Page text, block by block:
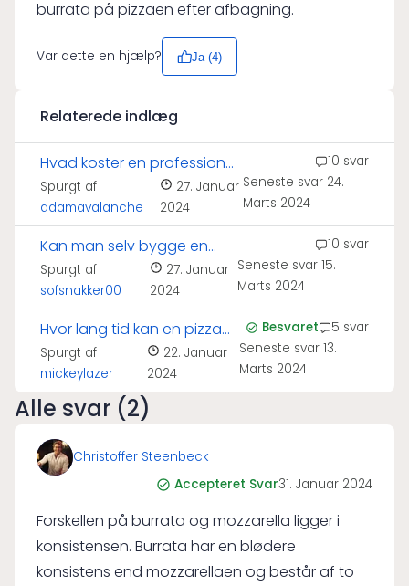
burrata på pizzaen efter afbagning.
Var dette en hjælp? Ja (4)
Relaterede indlæg
Hvad koster en professionel
pizzaovn?
Spurgt af
adamavalanche
27. Januar
2024
10 svar
Seneste svar 24.
Marts 2024
Kan man selv bygge en
pizzaovn?
Spurgt af
sofsnakker00
27. Januar
2024
10 svar
Seneste svar 15.
Marts 2024
Hvor lang tid kan en pizza
holde sig?
Spurgt af
mickeylazer
22. Januar
2024
Besvaret
5 svar
Seneste svar 13.
Marts 2024
Alle svar (2)
Christoffer Steenbeck
Accepteret Svar31. Januar 2024
Forskellen på burrata og mozzarella ligger i
konsistensen. Burrata har en blødere
konsistens end mozzarellaen og består af to